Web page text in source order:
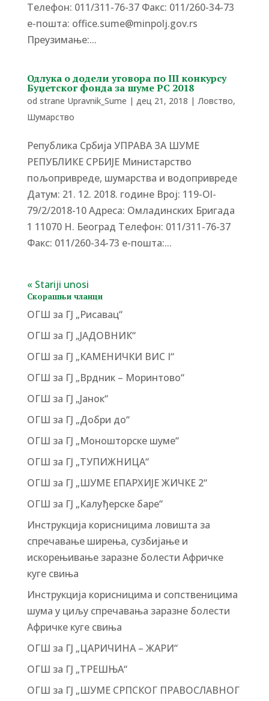
Tелефон: 011/311-76-37 Факс: 011/260-34-73
е-пошта: office.sume@minpolj.gov.rs
Преузимање:...
Одлука о додели уговора по III конкурсу
Буџетског фонда за шуме РС 2018
od strane Upravnik_Sume | дец 21, 2018 | Ловство,
Шумарство
Република Србија УПРАВА ЗА ШУМЕ
РЕПУБЛИКЕ СРБИЈЕ Министарство
пољопривреде, шумарства и водопривреде
Датум: 21. 12. 2018. године Bpoj: 119-Ol-
79/2/2018-10 Адреса: Омладинских Бригада
1 11070 Н. Београд Tелефон: 011/311-76-37
Факс: 011/260-34-73 е-пошта:...
« Stariji unosi
Скорашњи чланци
ОГШ за ГЈ „Рисавац“
ОГШ за ГЈ „ЈАДОВНИК“
ОГШ за ГЈ „КАМЕНИЧКИ ВИС I“
ОГШ за ГЈ „Врдник – Моринтово“
ОГШ за ГЈ „Јанок“
ОГШ за ГЈ „Добри до“
ОГШ за ГЈ „Моношторске шуме“
ОГШ за ГЈ „ТУПИЖНИЦА“
ОГШ за ГЈ „ШУМЕ ЕПАРХИЈЕ ЖИЧКЕ 2“
ОГШ за ГЈ „Калуђерске баре“
Инструкција корисницима ловишта за
спречавање ширења, сузбијање и
искорењивање заразне болести Афричке
куге свиња
Инструкција корисницима и сопственицима
шума у циљу спречавања заразне болести
Афричке куге свиња
ОГШ за ГЈ „ЦАРИЧИНА – ЖАРИ“
ОГШ за ГЈ „ТРЕШЊА“
ОГШ за ГЈ „ШУМЕ СРПСКОГ ПРАВОСЛАВНОГ